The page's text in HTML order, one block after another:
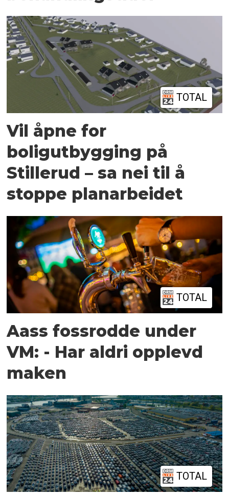
TOTAL
Vil åpne for
boligutbygging på
Stillerud – sa nei til å
stoppe planarbeidet
TOTAL
Aass fossrodde under
VM: - Har aldri opplevd
maken
TOTAL